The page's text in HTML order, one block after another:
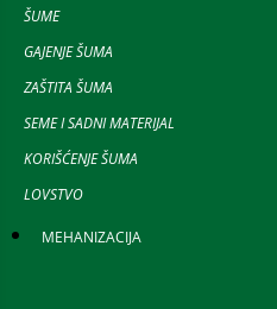
ŠUME
GAJENJE ŠUMA
ZAŠTITA ŠUMA
SEME I SADNI MATERIJAL
KORIŠĆENJE ŠUMA
LOVSTVO
MEHANIZACIJA